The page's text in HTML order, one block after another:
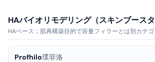
HAバイオリモデリング（スキンブースタ
HAベース；肌再構築目的で容量フィラーとは別カテゴ
Profhilo璞菲洛